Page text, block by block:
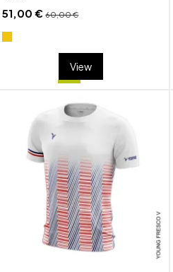
51,00 €60,00 €
View